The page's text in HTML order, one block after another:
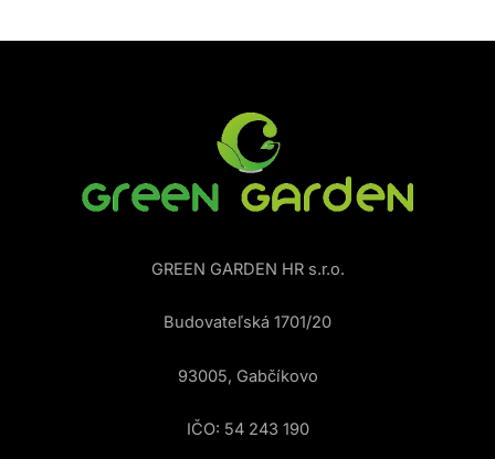
GREEN GARDEN HR s.r.o.
Budovateľská 1701/20
93005, Gabčíkovo
IČO: 54 243 190